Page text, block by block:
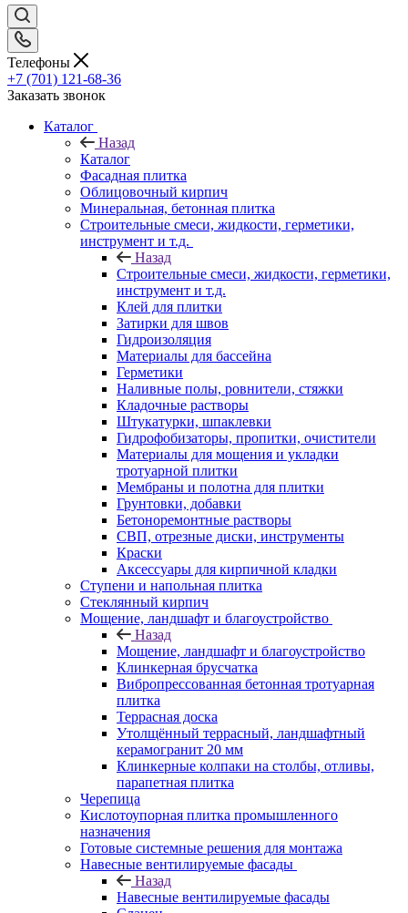
Телефоны
+7 (701) 121-68-36
Заказать звонок
Каталог
Назад
Каталог
Фасадная плитка
Облицовочный кирпич
Минеральная, бетонная плитка
Строительные смеси, жидкости, герметики,
инструмент и т.д.
Назад
Строительные смеси, жидкости, герметики,
инструмент и т.д.
Клей для плитки
Затирки для швов
Гидроизоляция
Материалы для бассейна
Герметики
Наливные полы, ровнители, стяжки
Кладочные растворы
Штукатурки, шпаклевки
Гидрофобизаторы, пропитки, очистители
Материалы для мощения и укладки
тротуарной плитки
Мембраны и полотна для плитки
Грунтовки, добавки
Бетоноремонтные растворы
СВП, отрезные диски, инструменты
Краски
Аксессуары для кирпичной кладки
Ступени и напольная плитка
Cтеклянный кирпич
Мощение, ландшафт и благоустройство
Назад
Мощение, ландшафт и благоустройство
Клинкерная брусчатка
Вибропрессованная бетонная тротуарная
плитка
Террасная доска
Утолщённый террасный, ландшафтный
керамогранит 20 мм
Клинкерные колпаки на столбы, отливы,
парапетная плитка
Черепица
Кислотоупорная плитка промышленного
назначения
Готовые системные решения для монтажа
Навесные вентилируемые фасады
Назад
Навесные вентилируемые фасады